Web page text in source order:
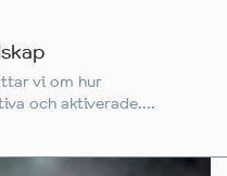
vi om hur
och aktiverade....